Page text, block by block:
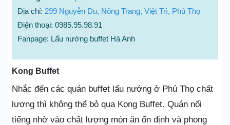
Địa chỉ: 299 Nguyễn Du, Nông Trang, Việt Trì, Phú Thọ
Điện thoại: 0985.95.98.91
Fanpage: Lẩu nướng buffet Hà Anh
Kong Buffet
Nhắc đến các quán buffet lẩu nướng ở Phú Thọ chất
lượng thì không thể bỏ qua Kong Buffet. Quán nổi
tiếng nhờ vào chất lượng món ăn ổn định và phong